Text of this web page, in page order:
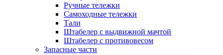
Ручные тележки
Самоходные тележки
Тали
Штабелер с выдвижной мачтой
Штабелер с противовесом
Запасные части